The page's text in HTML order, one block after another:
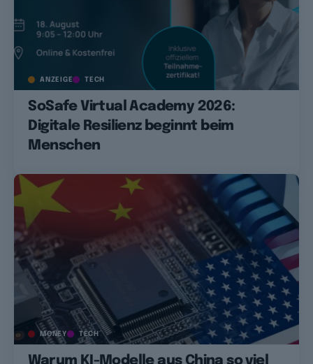
ANZEIGE TECH
SoSafe Virtual Academy 2026:
Digitale Resilienz beginnt beim
Menschen
MONEY TECH